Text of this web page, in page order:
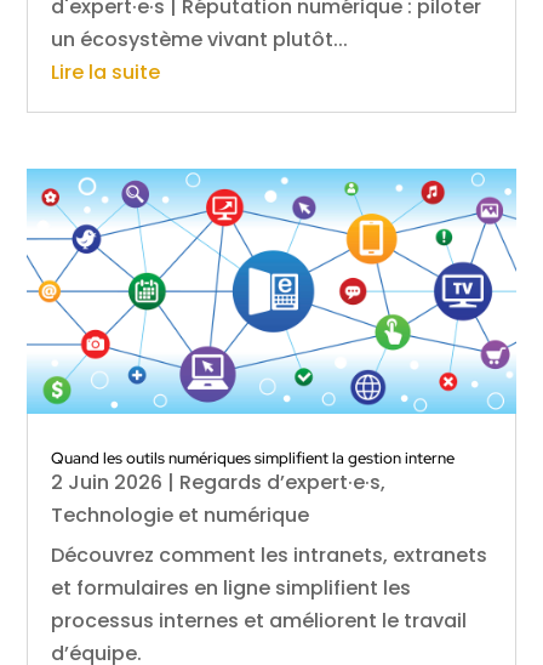
d'expert·e·s | Réputation numérique : piloter
un écosystème vivant plutôt...
Lire la suite
Quand les outils numériques simplifient la gestion interne
2 Juin 2026 | Regards d’expert·e·s,
Technologie et numérique
Découvrez comment les intranets, extranets
et formulaires en ligne simplifient les
processus internes et améliorent le travail
d’équipe.